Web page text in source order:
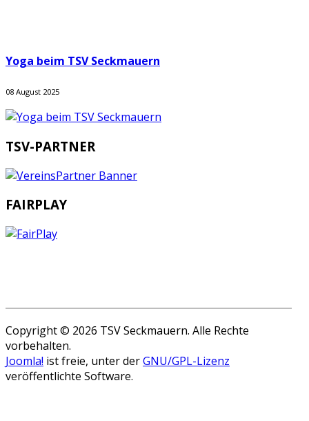
Yoga beim TSV Seckmauern
08 August 2025
TSV-PARTNER
FAIRPLAY
Copyright © 2026 TSV Seckmauern. Alle Rechte
vorbehalten.
Joomla! ist freie, unter derGNU/GPL-Lizenz
veröffentlichte Software.